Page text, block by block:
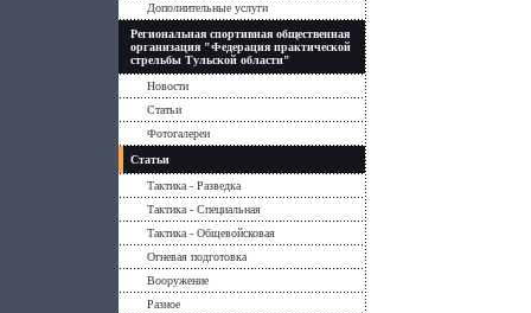
Дополнительные услуги
Региональная спортивная общественная
организация "Федерация практической
стрельбы Тульской области"
Новости
Статьи
Фотогалереи
Статьи
Тактика - Разведка
Тактика - Специальная
Тактика - Общевойсковая
Огневая подготовка
Вооружение
Разное